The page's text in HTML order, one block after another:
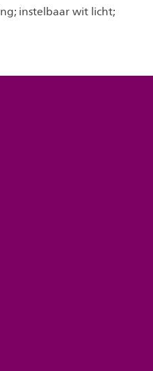
instelbaar wit licht;